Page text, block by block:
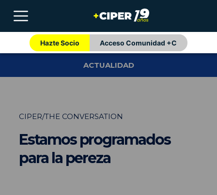
Hazte Socio Acceso Comunidad +C
ACTUALIDAD
CIPER/THE CONVERSATION
Estamos programados
para la pereza